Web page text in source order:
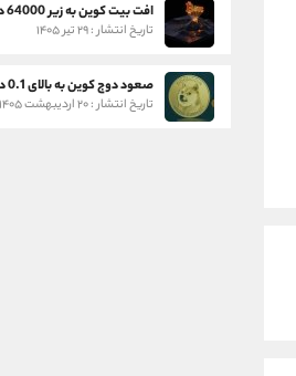
افت بیت کوین به زیر 64000 دلار
تاریخ انتشار : ۲۹ تیر ۱۴۰۵
صعود دوج کوین به بالای 0.1 دلار
تاریخ انتشار : ۲۰ اردیبهشت ۱۴۰۵